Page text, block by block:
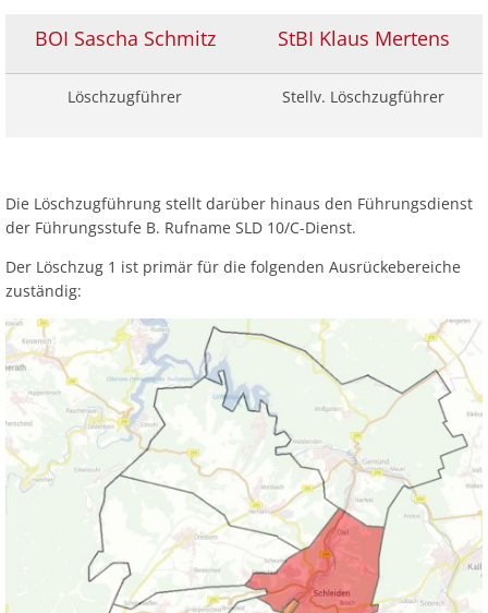
BOI Sascha Schmitz StBI Klaus Mertens
Löschzugführer Stellv. Löschzugführer
Die Löschzugführung stellt darüber hinaus den Führungsdienst
der Führungsstufe B. Rufname SLD 10/C-Dienst.
Der Löschzug 1 ist primär für die folgenden Ausrückebereiche
zuständig: